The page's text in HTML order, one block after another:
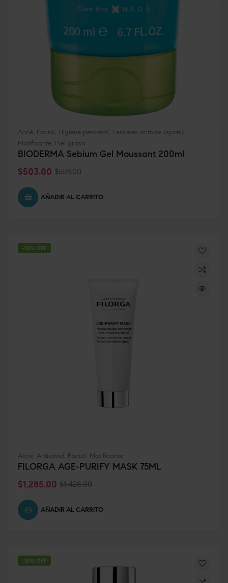
Acné, Facial, Higiene personal, Lesiones activas (spots),
Matificante, Piel grasa
BIODERMA Sebium Gel Moussant 200ml
$559.00
$503.00
AÑADIR AL CARRITO
-10% OFF
Acné, Antiedad, Facial, Matificante
FILORGA AGE-PURIFY MASK 75ML
$1,428.00
$1,285.00
AÑADIR AL CARRITO
-10% OFF